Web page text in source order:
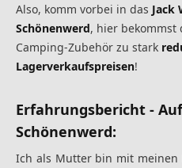
Also, komm vorbei in das Jack
Schönenwerd, hier bekommst
Camping-Zubehör zu stark
Lagerverkaufspreisen!
Erfahrungsbericht -
Schönenwerd:
Ich als Mutter bin mit